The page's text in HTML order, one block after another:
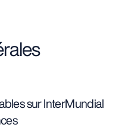
sur InterMundial